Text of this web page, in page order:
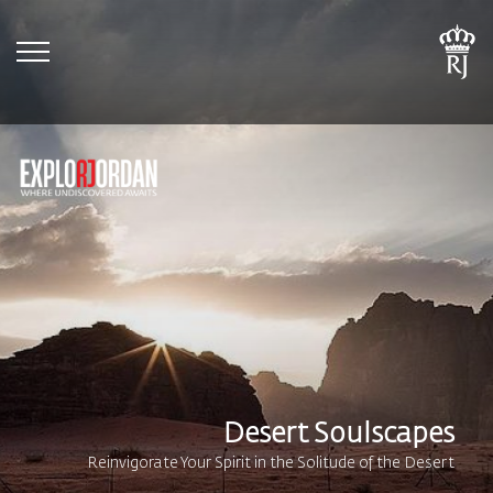
Desert Soulscapes
Reinvigorate Your Spirit in the Solitude of the Desert